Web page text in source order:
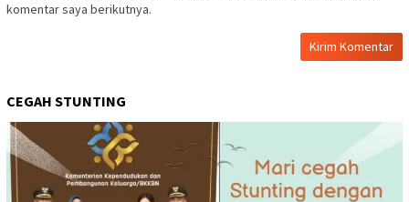
komentar saya berikutnya.
CEGAH STUNTING